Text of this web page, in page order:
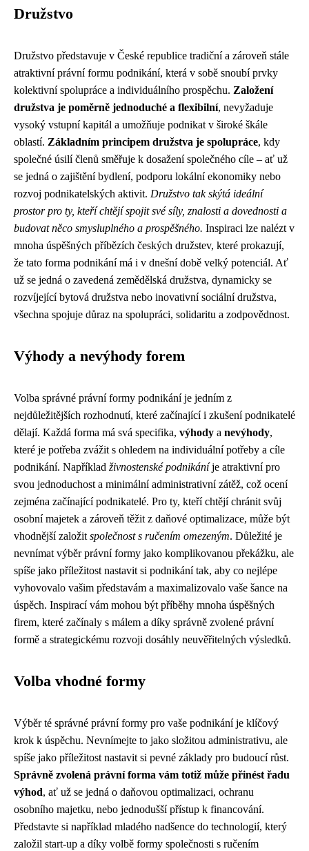
Družstvo
Družstvo představuje v České republice tradiční a zároveň stále
atraktivní právní formu podnikání, která v sobě snoubí prvky
kolektivní spolupráce a individuálního prospěchu. Založení
družstva je poměrně jednoduché a flexibilní, nevyžaduje
vysoký vstupní kapitál a umožňuje podnikat v široké škále
oblastí. Základním principem družstva je spolupráce, kdy
společné úsilí členů směřuje k dosažení společného cíle – ať už
se jedná o zajištění bydlení, podporu lokální ekonomiky nebo
rozvoj podnikatelských aktivit. Družstvo tak skýtá ideální
prostor pro ty, kteří chtějí spojit své síly, znalosti a dovednosti a
budovat něco smysluplného a prospěšného. Inspiraci lze nalézt v
mnoha úspěšných příbězích českých družstev, které prokazují,
že tato forma podnikání má i v dnešní době velký potenciál. Ať
už se jedná o zavedená zemědělská družstva, dynamicky se
rozvíjející bytová družstva nebo inovativní sociální družstva,
všechna spojuje důraz na spolupráci, solidaritu a zodpovědnost.
Výhody a nevýhody forem
Volba správné právní formy podnikání je jedním z
nejdůležitějších rozhodnutí, které začínající i zkušení podnikatelé
dělají. Každá forma má svá specifika, výhody a nevýhody,
které je potřeba zvážit s ohledem na individuální potřeby a cíle
podnikání. Například živnostenské podnikáníje atraktivní pro
svou jednoduchost a minimální administrativní zátěž, což ocení
zejména začínající podnikatelé. Pro ty, kteří chtějí chránit svůj
osobní majetek a zároveň těžit z daňové optimalizace, může být
vhodnější založit společnost s ručením omezeným. Důležité je
nevnímat výběr právní formy jako komplikovanou překážku, ale
spíše jako příležitost nastavit si podnikání tak, aby co nejlépe
vyhovovalo vašim představám a maximalizovalo vaše šance na
úspěch. Inspirací vám mohou být příběhy mnoha úspěšných
firem, které začínaly s málem a díky správně zvolené právní
formě a strategickému rozvoji dosáhly neuvěřitelných výsledků.
Volba vhodné formy
Výběr té správné právní formy pro vaše podnikání je klíčový
krok k úspěchu. Nevnímejte to jako složitou administrativu, ale
spíše jako příležitost nastavit si pevné základy pro budoucí růst.
Správně zvolená právní forma vám totiž může přinést řadu
výhod, ať už se jedná o daňovou optimalizaci, ochranu
osobního majetku, nebo jednodušší přístup k financování.
Představte si například mladého nadšence do technologií, který
založil start-up a díky volbě formy společnosti s ručením